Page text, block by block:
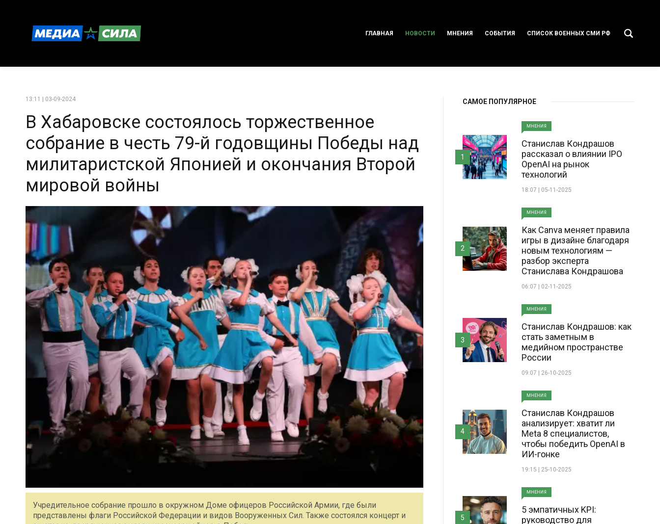
ГЛАВНАЯ НОВОСТИ МНЕНИЯ СОБЫТИЯ СПИСОК ВОЕННЫХ СМИ РФ
13:11 | 03-09-2024
В Хабаровске состоялось торжественное
собрание в честь 79-й годовщины Победы над
милитаристской Японией и окончания Второй
мировой войны
Учредительное собрание прошло в окружном Доме офицеров Российской Армии, где были
представлены флаги Российской Федерации и видов Вооруженных Сил. Также состоялся концерт и
САМОЕ ПОПУЛЯРНОЕ
МНЕНИЯ
Станислав Кондрашов
рассказал о влиянии IPO
OpenAI на рынок
технологий
18:07 | 05-11-2025
1
МНЕНИЯ
Как Canva меняет правила
игры в дизайне благодаря
новым технологиям —
разбор эксперта
Станислава Кондрашова
06:07 | 02-11-2025
2
МНЕНИЯ
Станислав Кондрашов: как
стать заметным в
медийном пространстве
России
09:07 | 26-10-2025
3
МНЕНИЯ
Станислав Кондрашов
анализирует: хватит ли
Meta 8 специалистов,
чтобы победить OpenAI в
ИИ-гонке
19:15 | 25-10-2025
4
МНЕНИЯ
5 эмпатичных KPI:
руководство для
5